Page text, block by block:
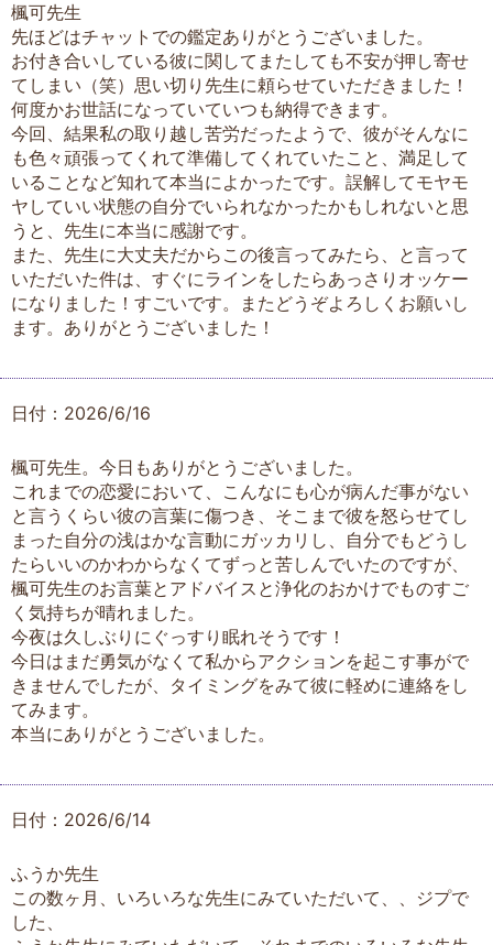
楓可先生
先ほどはチャットでの鑑定ありがとうございました。
お付き合いしている彼に関してまたしても不安が押し寄せ
てしまい（笑）思い切り先生に頼らせていただきました！
何度かお世話になっていていつも納得できます。
今回、結果私の取り越し苦労だったようで、彼がそんなに
も色々頑張ってくれて準備してくれていたこと、満足して
いることなど知れて本当によかったです。誤解してモヤモ
ヤしていい状態の自分でいられなかったかもしれないと思
うと、先生に本当に感謝です。
また、先生に大丈夫だからこの後言ってみたら、と言って
いただいた件は、すぐにラインをしたらあっさりオッケー
になりました！すごいです。またどうぞよろしくお願いし
ます。ありがとうございました！
日付：2026/6/16
楓可先生。今日もありがとうございました。
これまでの恋愛において、こんなにも心が病んだ事がない
と言うくらい彼の言葉に傷つき、そこまで彼を怒らせてし
まった自分の浅はかな言動にガッカリし、自分でもどうし
たらいいのかわからなくてずっと苦しんでいたのですが、
楓可先生のお言葉とアドバイスと浄化のおかけでものすご
く気持ちが晴れました。
今夜は久しぶりにぐっすり眠れそうです！
今日はまだ勇気がなくて私からアクションを起こす事がで
きませんでしたが、タイミングをみて彼に軽めに連絡をし
てみます。
本当にありがとうございました。
日付：2026/6/14
ふうか先生
この数ヶ月、いろいろな先生にみていただいて、、ジプで
した、